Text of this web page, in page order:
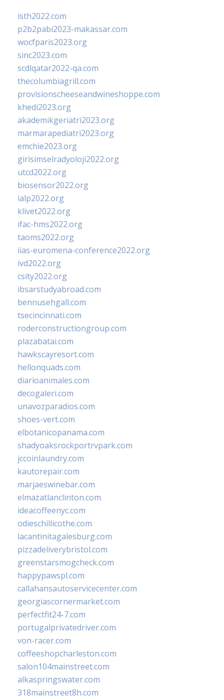
isth2022.com
p2b2pabi2023-makassar.com
wocfparis2023.org
sinc2023.com
scdlqatar2022-qa.com
thecolumbiagrill.com
provisionscheeseandwineshoppe.com
khedi2023.org
akademikgeriatri2023.org
marmarapediatri2023.org
emchie2023.org
girisimselradyoloji2022.org
utcd2022.org
biosensor2022.org
ialp2022.org
klivet2022.org
ifac-hms2022.org
taoms2022.org
iias-euromena-conference2022.org
ivd2022.org
csity2022.org
ibsarstudyabroad.com
bennusehgall.com
tsecincinnati.com
roderconstructiongroup.com
plazabatai.com
hawkscayresort.com
hellonquads.com
diarioanimales.com
decogaleri.com
unavozparadios.com
shoes-vert.com
elbotanicopanama.com
shadyoaksrockportrvpark.com
jccoinlaundry.com
kautorepair.com
marjaeswinebar.com
elmazatlanclinton.com
ideacoffeenyc.com
odieschillicothe.com
lacantinitagalesburg.com
pizzadeliverybristol.com
greenstarsmogcheck.com
happypawspl.com
callahansautoservicecenter.com
georgiascornermarket.com
perfectfit24-7.com
portugalprivatedriver.com
von-racer.com
coffeeshopcharleston.com
salon104mainstreet.com
alkaspringswater.com
318mainstreet8h.com